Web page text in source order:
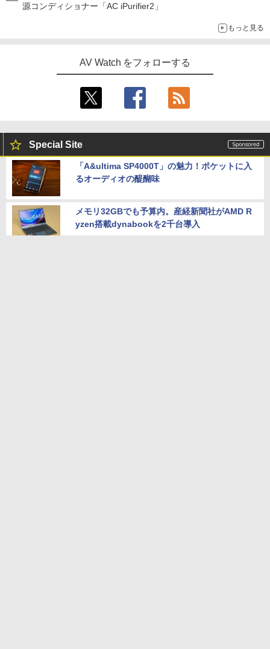
源コンディショナー「AC iPurifier2」
もっと見る
AV Watch をフォローする
Special Site
「A&ultima SP4000T」の魅力！ポケットに入
るオーディオの醍醐味
メモリ32GBでも予算内。産経新聞社がAMD R
yzen搭載dynabookを2千台導入